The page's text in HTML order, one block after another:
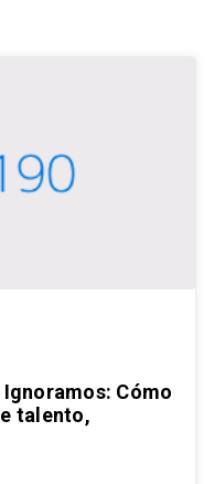
Cómo
talento,